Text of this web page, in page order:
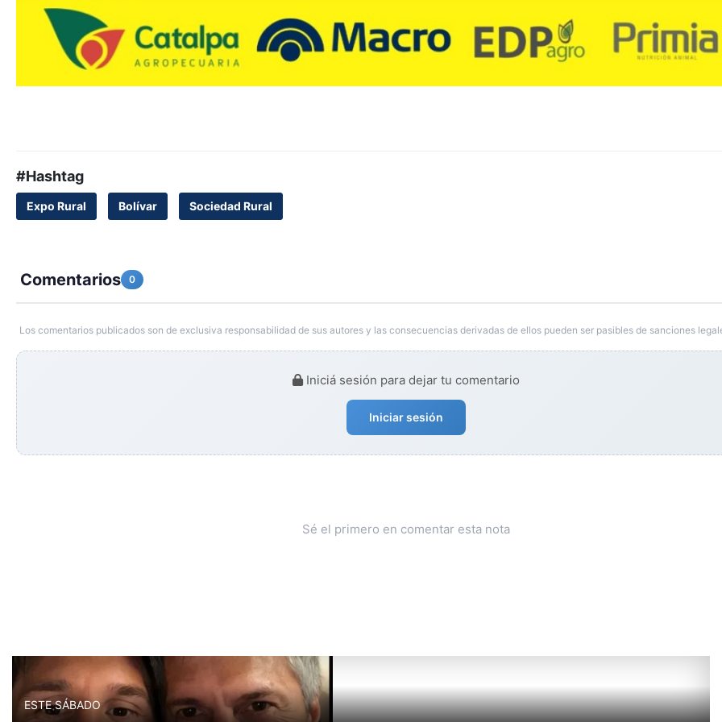
#Hashtag
Expo Rural Bolívar Sociedad Rural
Comentarios 0
Los comentarios publicados son de exclusiva responsabilidad de sus autores y las consecuencias derivadas de ellos pueden ser pasibles de sanciones
Iniciá sesión para dejar tu comentario
Iniciar sesión
Sé el primero en comentar esta nota
ESTE SÁBADO